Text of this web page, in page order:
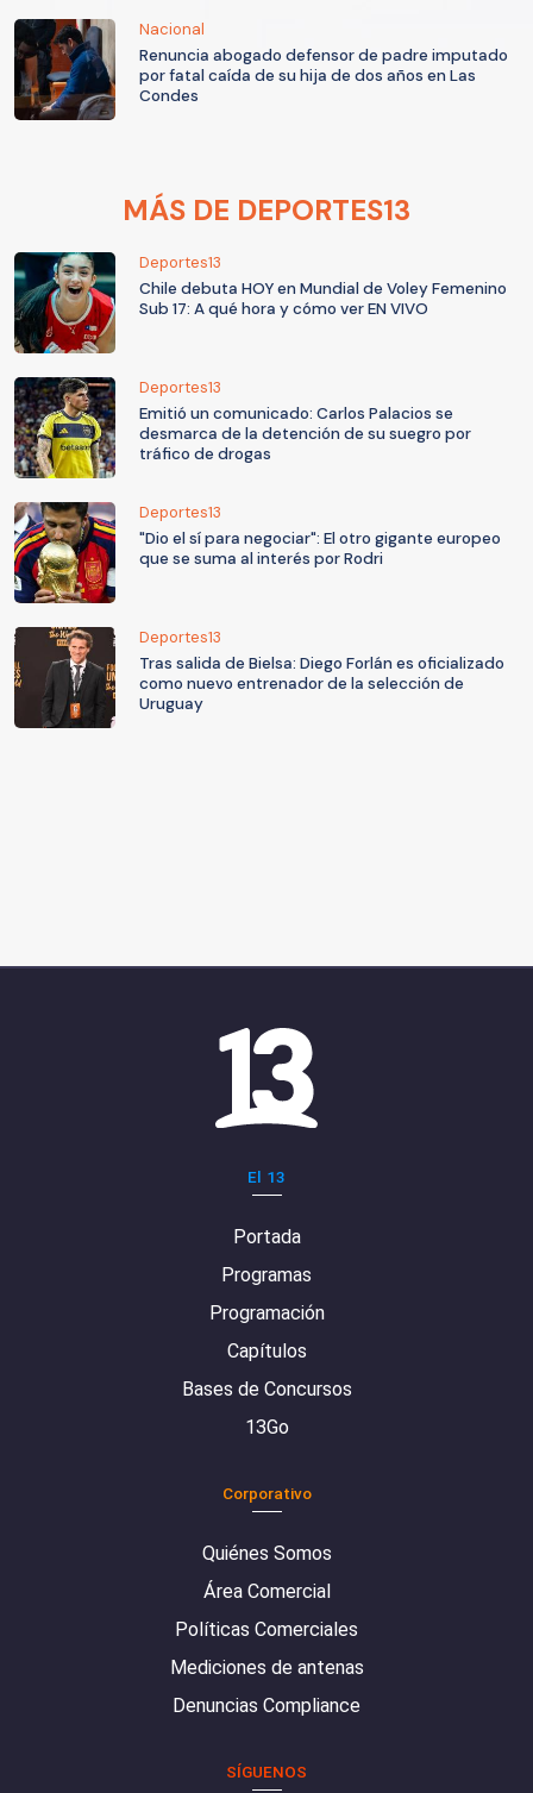
Nacional
Renuncia abogado defensor de padre imputado
por fatal caída de su hija de dos años en Las
Condes
MÁS DE DEPORTES13
Deportes13
Chile debuta HOY en Mundial de Voley Femenino
Sub 17: A qué hora y cómo ver EN VIVO
Deportes13
Emitió un comunicado: Carlos Palacios se
desmarca de la detención de su suegro por
tráfico de drogas
Deportes13
"Dio el sí para negociar": El otro gigante europeo
que se suma al interés por Rodri
Deportes13
Tras salida de Bielsa: Diego Forlán es oficializado
como nuevo entrenador de la selección de
Uruguay
El 13
Portada
Programas
Programación
Capítulos
Bases de Concursos
13Go
Corporativo
Quiénes Somos
Área Comercial
Políticas Comerciales
Mediciones de antenas
Denuncias Compliance
SÍGUENOS